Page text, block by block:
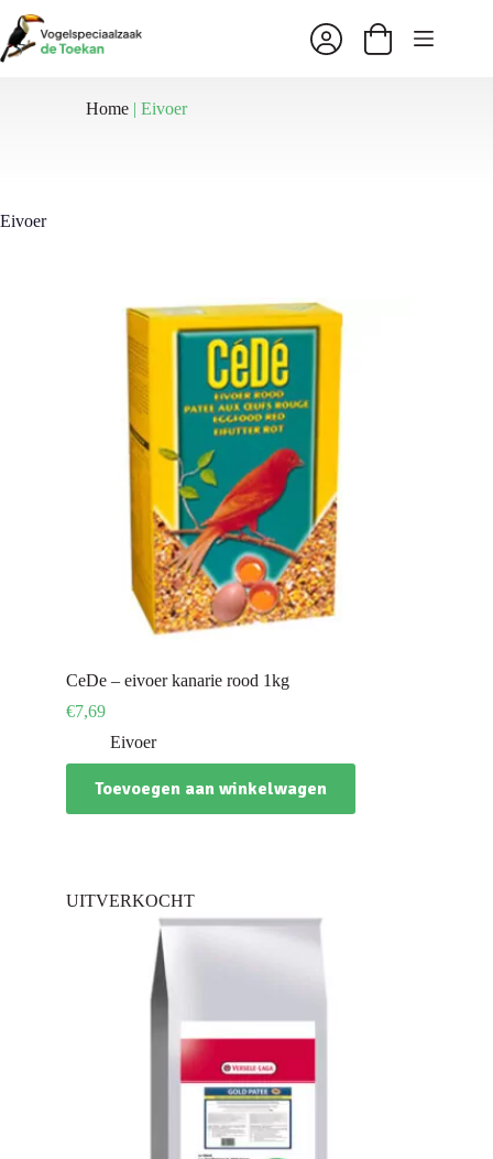
naar
de
inhoud
Winkelwagen
Home |Eivoer
Eivoer
CeDe – eivoer kanarie rood 1kg
€7,69
Eivoer
Toevoegen aan winkelwagen
UITVERKOCHT